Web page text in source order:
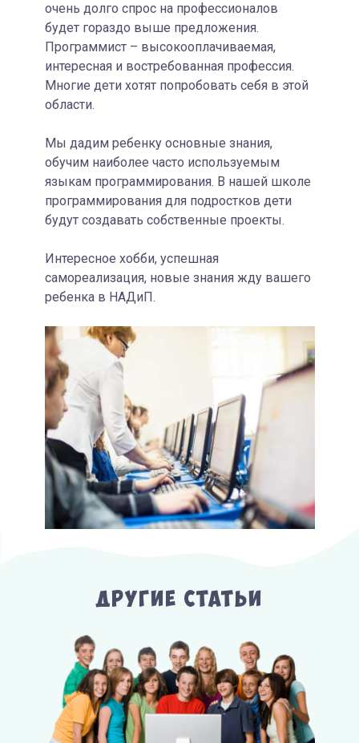
очень долго спрос на профессионалов
будет гораздо выше предложения.
Программист – высокооплачиваемая,
интересная и востребованная профессия.
Многие дети хотят попробовать себя в этой
области.
Мы дадим ребенку основные знания,
обучим наиболее часто используемым
языкам программирования. В нашей школе
программирования для подростков дети
будут создавать собственные проекты.
Интересное хобби, успешная
самореализация, новые знания жду вашего
ребенка в НАДиП.
Другие Статьи